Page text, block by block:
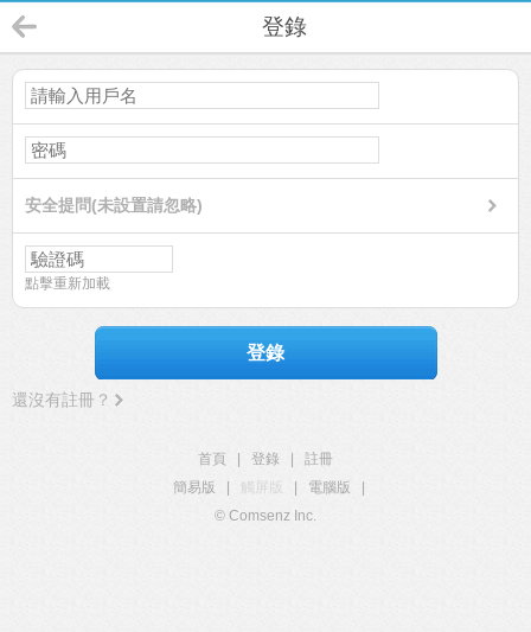
登錄
安全提問(未設置請忽略)
點擊重新加載
登錄
還沒有註冊？
首頁 登錄
註冊
簡易版
觸屏版 電腦版
© Comsenz Inc.